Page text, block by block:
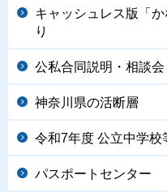
キャッシュレス版「
り
公私合同説明・相談会
神奈川県の活断層
令和7年度 公立中学校
パスポートセンター